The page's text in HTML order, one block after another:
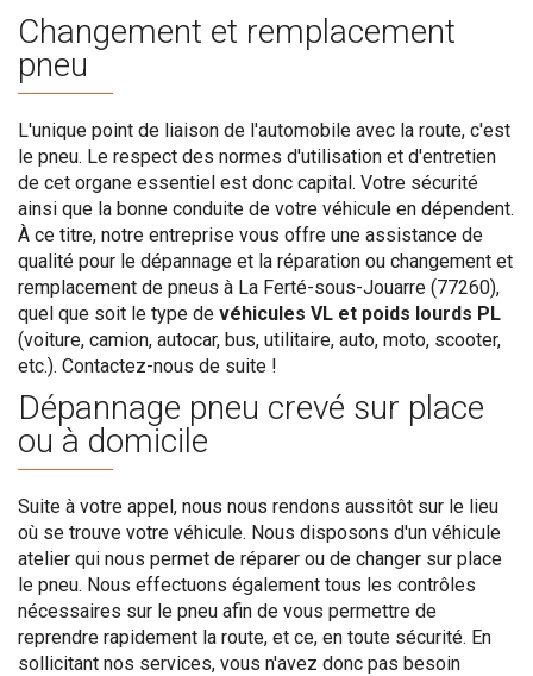
Changement et remplacement
pneu
L'unique point de liaison de l'automobile avec la route, c'est
le pneu. Le respect des normes d'utilisation et d'entretien
de cet organe essentiel est donc capital. Votre sécurité
ainsi que la bonne conduite de votre véhicule en dépendent.
À ce titre, notre entreprise vous offre une assistance de
qualité pour le dépannage et la réparation ou changement et
remplacement de pneus à La Ferté-sous-Jouarre (77260),
quel que soit le type de véhicules VL et poids lourds PL
(voiture, camion, autocar, bus, utilitaire, auto, moto, scooter,
etc.). Contactez-nous de suite !
Dépannage pneu crevé sur place
ou à domicile
Suite à votre appel, nous nous rendons aussitôt sur le lieu
où se trouve votre véhicule. Nous disposons d'un véhicule
atelier qui nous permet de réparer ou de changer sur place
le pneu. Nous effectuons également tous les contrôles
nécessaires sur le pneu afin de vous permettre de
reprendre rapidement la route, et ce, en toute sécurité. En
sollicitant nos services, vous n'avez donc pas besoin